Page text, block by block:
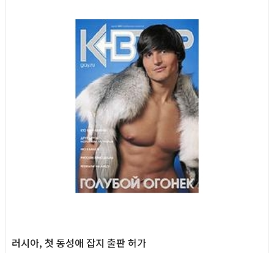
러시아, 첫 동성애 잡지 출판 허가